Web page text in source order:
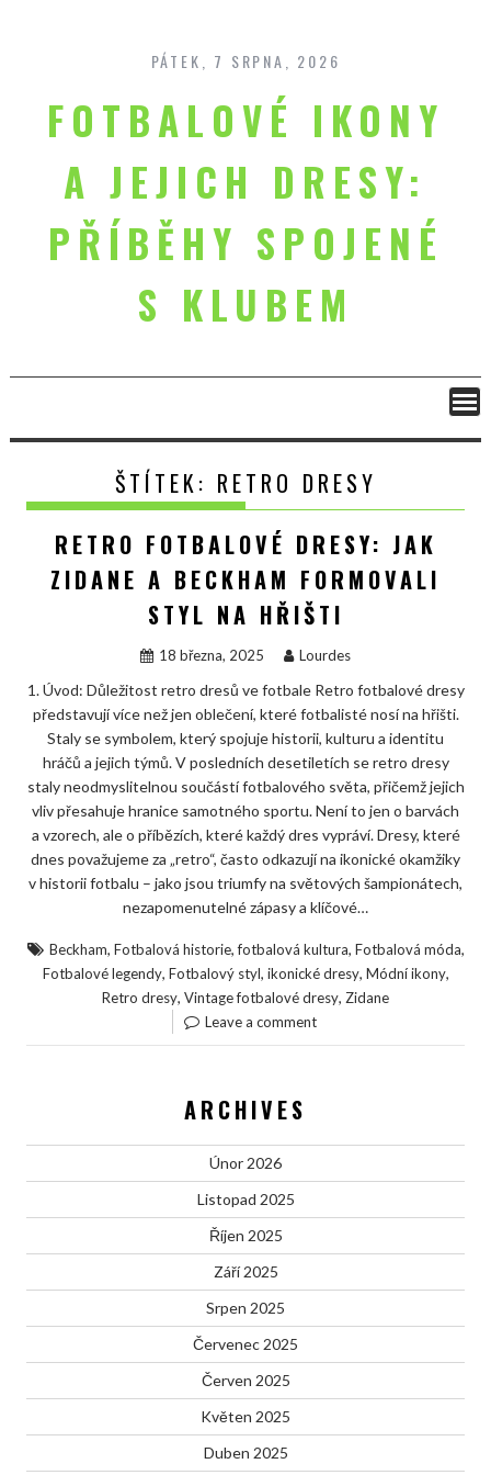
content
PÁTEK, 7 SRPNA, 2026
FOTBALOVÉ IKONY
A JEJICH DRESY:
PŘÍBĚHY SPOJENÉ
S KLUBEM
ŠTÍTEK: RETRO DRESY
RETRO FOTBALOVÉ DRESY: JAK
ZIDANE A BECKHAM FORMOVALI
STYL NA HŘIŠTI
18 března, 2025 Lourdes
1. Úvod: Důležitost retro dresů ve fotbale Retro fotbalové dresy
představují více než jen oblečení, které fotbalisté nosí na hřišti.
Staly se symbolem, který spojuje historii, kulturu a identitu
hráčů a jejich týmů. V posledních desetiletích se retro dresy
staly neodmyslitelnou součástí fotbalového světa, přičemž jejich
vliv přesahuje hranice samotného sportu. Není to jen o barvách
a vzorech, ale o příbězích, které každý dres vypráví. Dresy, které
dnes považujeme za „retro“, často odkazují na ikonické okamžiky
v historii fotbalu – jako jsou triumfy na světových šampionátech,
nezapomenutelné zápasy a klíčové…
Beckham, Fotbalová historie,fotbalová kultura, Fotbalová móda,
Fotbalové legendy, Fotbalový styl, ikonické dresy, Módní ikony,
Retro dresy, Vintage fotbalové dresy, Zidane
Leave a comment
ARCHIVES
Únor 2026
Listopad 2025
Říjen 2025
Září 2025
Srpen 2025
Červenec 2025
Červen 2025
Květen 2025
Duben 2025